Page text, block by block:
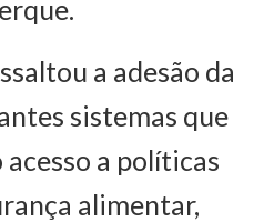
a adesão da
sistemas que
a políticas
alimentar,